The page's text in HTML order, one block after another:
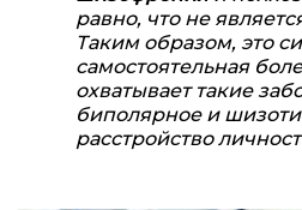
равно, что не
Таким образом, это
самостоятельная
охватывает такие
биполярное и
расстройство